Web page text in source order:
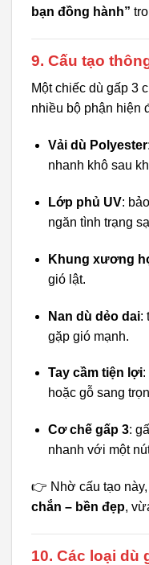
bạn đồng hành”
9. Cấu tạo
Một chiếc dù gấp 3
nhiều bộ phận hiện
Vải dù Polyester
nhanh khô sau
Lớp phủ UV:
ngăn tình trạng
Khung xương
gió lật.
Nan dù dẻo dai:
gặp gió mạnh.
Tay cầm tiện lợi:
hoặc gỗ sang
Cơ chế gấp 3:
nhanh với một
👉 Nhờ cấu tạo
chắn – bền đẹp,
10. Các loại dù